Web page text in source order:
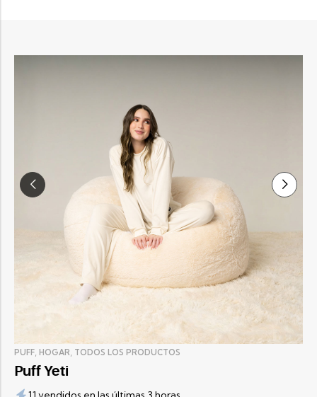
PUFF, HOGAR, TODOS LOS PRODUCTOS
Puff Yeti